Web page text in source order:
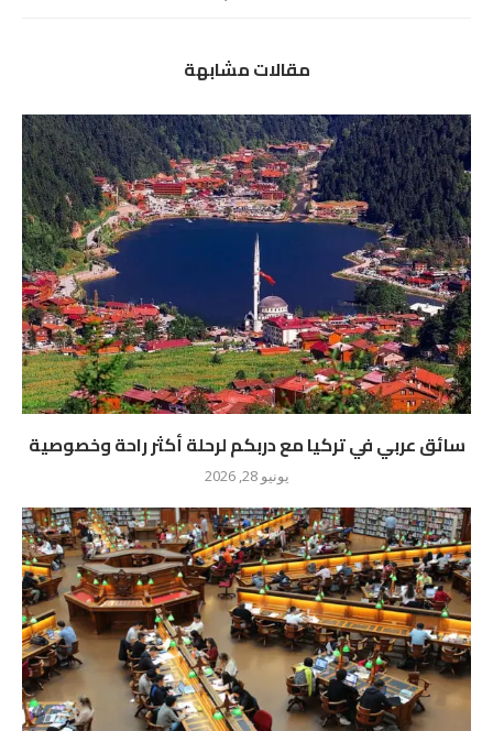
مقالات مشابهة
سائق عربي في تركيا مع دربكم لرحلة أكثر راحة وخصوصية
يونيو 28, 2026